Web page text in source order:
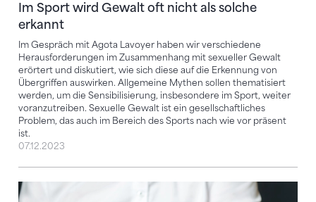
Im Sport wird Gewalt oft nicht als solche
erkannt
Im Gespräch mit Agota Lavoyer haben wir verschiedene
Herausforderungen im Zusammenhang mit sexueller Gewalt
erörtert und diskutiert, wie sich diese auf die Erkennung von
Übergriffen auswirken. Allgemeine Mythen sollen thematisiert
werden, um die Sensibilisierung, insbesondere im Sport, weiter
voranzutreiben. Sexuelle Gewalt ist ein gesellschaftliches
Problem, das auch im Bereich des Sports nach wie vor präsent
ist.
07.12.2023
Konflikte zwischen Verein und Eltern bewältigen